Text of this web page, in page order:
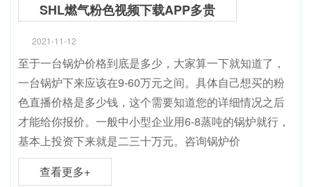
SHL燃气粉色视频下载APP多贵
2021-11-12
至于一台锅炉价格到底是多少，大家算一下就知道了，
一台锅炉下来应该在9-60万元之间。具体自己想买的粉
色直播价格是多少钱，这个需要知道您的详细情况之后
才能给你报价。一般中小型企业用6-8蒸吨的锅炉就行，
基本上投资下来就是二三十万元。咨询锅炉价
查看更多+